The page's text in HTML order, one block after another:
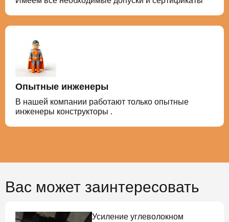
Опытные инженеры
В нашей компании работают только опытные
инженеры конструкторы .
Вас может заинтересовать
Усиление углеволокном